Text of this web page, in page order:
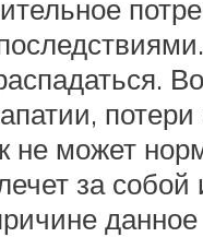
не может
за
данное